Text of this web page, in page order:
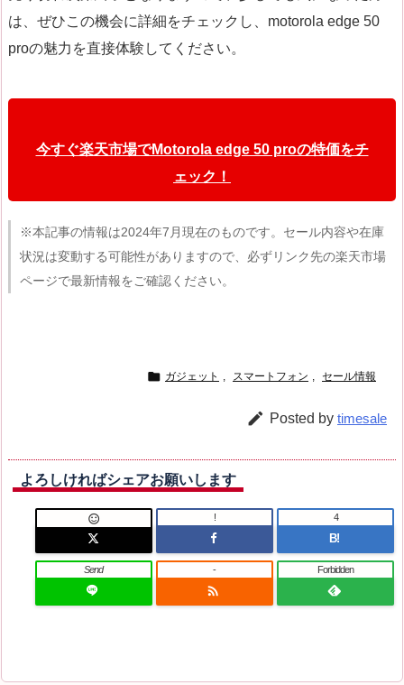
は、ぜひこの機会に詳細をチェックし、motorola edge 50
proの魅力を直接体験してください。
今すぐ楽天市場でMotorola edge 50 proの特価をチ
ェック！
※本記事の情報は2024年7月現在のものです。セール内容や在庫
状況は変動する可能性がありますので、必ずリンク先の楽天市場
ページで最新情報をご確認ください。
 ガジェット , スマートフォン , セール情報
 Posted by timesale
よろしければシェアお願いします
 !
B!
4
Send

- Forbidden